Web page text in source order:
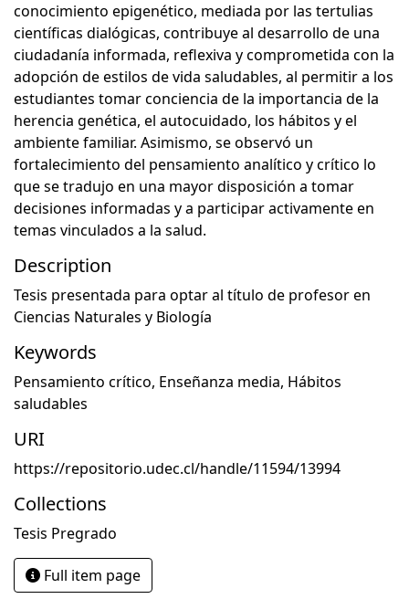
conocimiento epigenético, mediada por las tertulias
científicas dialógicas, contribuye al desarrollo de una
ciudadanía informada, reflexiva y comprometida con la
adopción de estilos de vida saludables, al permitir a los
estudiantes tomar conciencia de la importancia de la
herencia genética, el autocuidado, los hábitos y el
ambiente familiar. Asimismo, se observó un
fortalecimiento del pensamiento analítico y crítico lo
que se tradujo en una mayor disposición a tomar
decisiones informadas y a participar activamente en
temas vinculados a la salud.
Description
Tesis presentada para optar al título de profesor en
Ciencias Naturales y Biología
Keywords
Pensamiento crítico, Enseñanza media, Hábitos
saludables
URI
https://repositorio.udec.cl/handle/11594/13994
Collections
Tesis Pregrado
Full item page